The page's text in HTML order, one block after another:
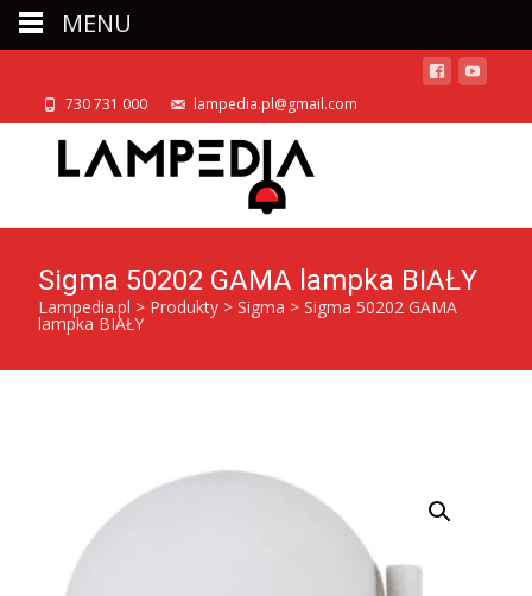
730 731 000 lampedia.pl@gmail.com
Sigma 50202 GAMA lampka BIAŁY
Lampedia.pl > Produkty > Sigma > Sigma 50202 GAMA
lampka BIAŁY
MENU